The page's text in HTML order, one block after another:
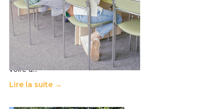
11 juillet 2026- National
Le projet de loi sur la régulation de
l’enseignement supérieur privé met
en lumière l’amplification d’un
système qui relègue l’acte
pédagogique au superfétatoire,
voire à…
Lire la suite →